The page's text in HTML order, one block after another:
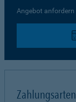
Angebot anfordern
Zahlungsarten